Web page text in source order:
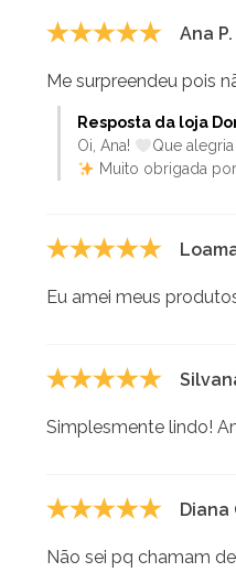
Ana P.
Me surpreendeu pois
Resposta da loja
Oi, Ana!
Que
Muito obrigada
Eu amei meus
Simplesmente lindo!
Diana
Não sei pq chamam